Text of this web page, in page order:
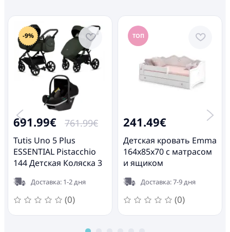
-9%
691.99€ 761.99€
Tutis Uno 5 Plus
ESSENTIAL Pistacchio
144 Детская Коляска 3
Доставка: 1-2 дня
(0)
ТОП
241.49€
Детская кровать Emma
164x85x70 с матрасом
и ящиком
Доставка: 7-9 дня
(0)